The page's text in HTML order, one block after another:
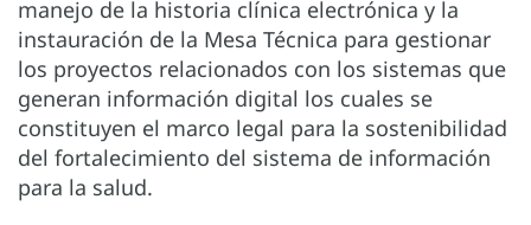
manejo de la historia clínica electrónica y la
instauración de la Mesa Técnica para gestionar
los proyectos relacionados con los sistemas que
generan información digital los cuales se
constituyen el marco legal para la sostenibilidad
del fortalecimiento del sistema de información
para la salud.